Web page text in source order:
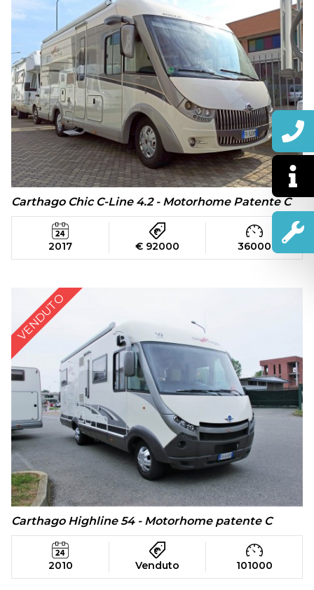
Carthago Chic C-Line 4.2 - Motorhome Patente C
2017 € 92000 36000
VENDUTO
Carthago Highline 54 - Motorhome patente C
2010 Venduto 101000